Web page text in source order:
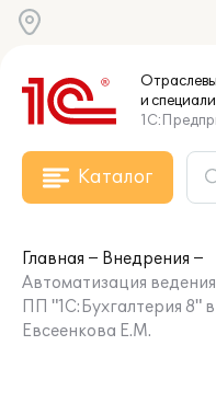
и
Каталог
Главная
Внедрения
Автоматизация
ПП "1С:Бухгалтерия 8"
Евсеенкова Е.М.